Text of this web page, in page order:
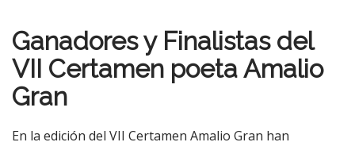
n
u
o
n
e
n
t
Ganadores y Finalistas del
VII Certamen poeta Amalio
Gran
En la edición del VII Certamen Amalio Gran han